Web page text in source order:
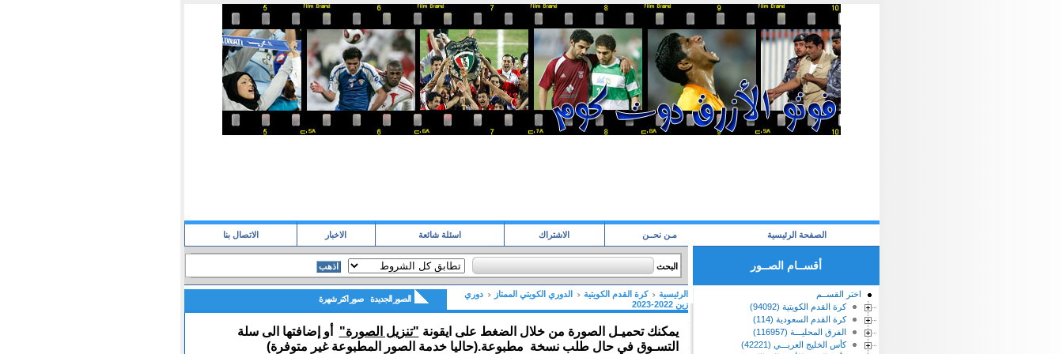
الصفحة الرئيسية مـن نحــن الاشتراك اسئلة شائعة الاخبار الاتصال بنا
أقســام الصــور البحث
اختر القســم
كرة القدم الكويتية (94092)
كرة القدم السعودية (114)
الفرق المحليـــة (116957)
كأس الخليج العربـــي (42221)
الرئيسية كرة القدم الكويتية الدوري الكويتي الممتاز
دوري
زين 2022-2023
الصور الجديدة صور اكتر شهرة
يمكنك تحميـل الصورة من خلال الضغط على ايقونة "تنزيل الصورة" أو إضافتها الى سلة
التسـوق في حال طلب نسخة مطبوعة.(حاليا خدمة الصور المطبوعة غير متوفرة)